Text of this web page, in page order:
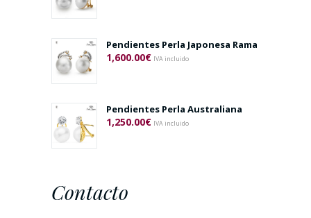
Pendientes Perla Japonesa Rama
1,600.00€ IVA incluido
Pendientes Perla Australiana
1,250.00€ IVA incluido
Contacto